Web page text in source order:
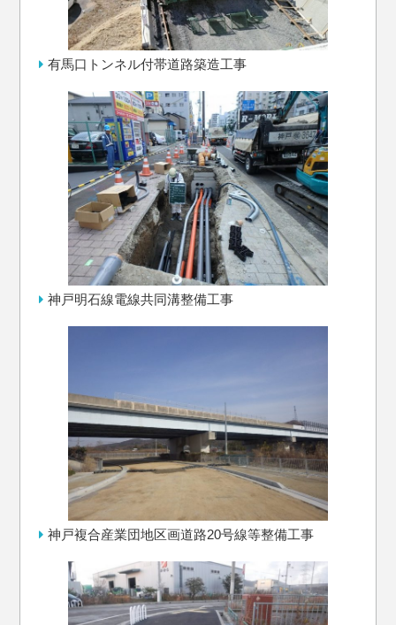
有馬口トンネル付帯道路築造工事
神戸明石線電線共同溝整備工事
神戸複合産業団地区画道路20号線等整備工事